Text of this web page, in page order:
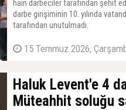
hain darbeciler tarafından şehit
darbe girişiminin 10. yılında
tarafından unutulmadı.
15 Temmuz 2026,
Haluk Levent'e 4
Müteahhit soluğu